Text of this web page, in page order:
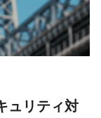
ュリティ対